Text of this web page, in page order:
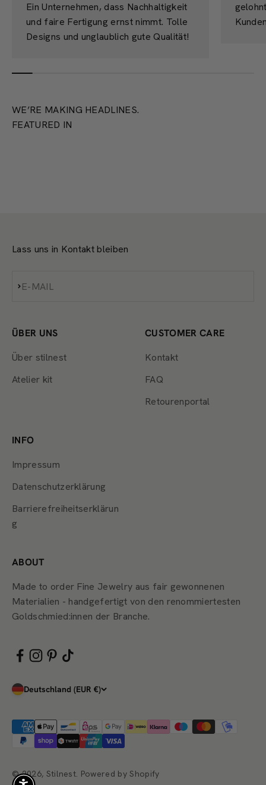
Ein Unternehmen, dass Nachhaltigkeit
und faire Fertigung ernst nimmt. Tolle
Designs und unglaublich gute Qualität!
WE’RE MAKING HEADLINES.
FEATURED IN
Lass uns in Kontakt bleiben
E-MAIL
Abonnieren
ÜBER UNS
Über stilnest
Atelier kit
CUSTOMER CARE
Kontakt
FAQ
Retourenportal
INFO
Impressum
Datenschutzerklärung
Barrierefreiheitserklärun
g
ABOUT
Made to order Fine Jewelry aus fair gewonnenen
Materialien - handgefertigt von den renommiertesten
Goldschmied:innen der Branche.
Deutschland (EUR €)
© 2026, Stilnest. Powered by Shopify